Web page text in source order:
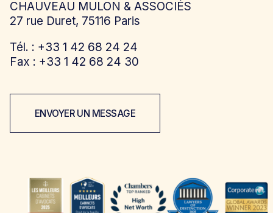
CHAUVEAU MULON & ASSOCIÉS
27 rue Duret, 75116 Paris
Tél. : +33 1 42 68 24 24
Fax : +33 1 42 68 24 30
ENVOYER UN MESSAGE